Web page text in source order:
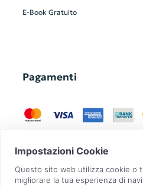
E-Book Gratuito
Pagamenti